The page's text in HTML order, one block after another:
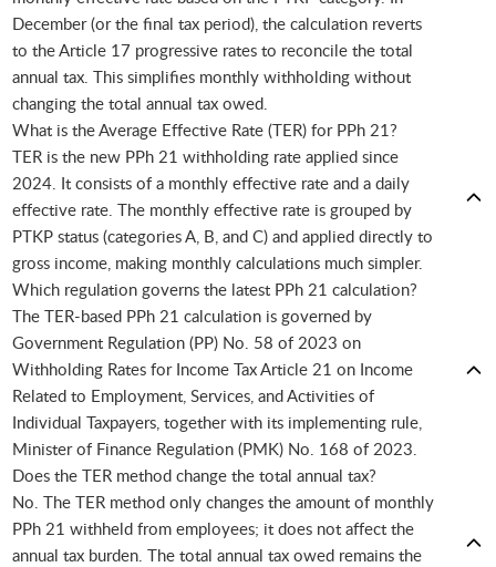
December (or the final tax period), the calculation reverts
to the Article 17 progressive rates to reconcile the total
annual tax. This simplifies monthly withholding without
changing the total annual tax owed.
What is the Average Effective Rate (TER) for PPh 21?
TER is the new PPh 21 withholding rate applied since
2024. It consists of a monthly effective rate and a daily
effective rate. The monthly effective rate is grouped by
PTKP status (categories A, B, and C) and applied directly to
gross income, making monthly calculations much simpler.
Which regulation governs the latest PPh 21 calculation?
The TER-based PPh 21 calculation is governed by
Government Regulation (PP) No. 58 of 2023 on
Withholding Rates for Income Tax Article 21 on Income
Related to Employment, Services, and Activities of
Individual Taxpayers, together with its implementing rule,
Minister of Finance Regulation (PMK) No. 168 of 2023.
Does the TER method change the total annual tax?
No. The TER method only changes the amount of monthly
PPh 21 withheld from employees; it does not affect the
annual tax burden. The total annual tax owed remains the